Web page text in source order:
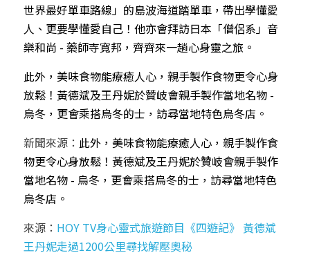
世界最好單車路線」的島波海道踏單車，帶出學懂愛
人、更要學懂愛自己！他亦會拜訪日本「僧侶系」音
樂和尚 - 藥師寺寬邦，齊齊來一趟心身靈之旅。
此外，美味食物能療癒人心，親手製作食物更令心身
放鬆！黃德斌及王丹妮於贊岐會親手製作當地名物 -
烏冬，更會乘搭烏冬的士，訪尋當地特色烏冬店。
新聞來源： 此外，美味食物能療癒人心，親手製作食
物更令心身放鬆！黃德斌及王丹妮於贊岐會親手製作
當地名物 - 烏冬，更會乘搭烏冬的士，訪尋當地特色
烏冬店。
來源： HOY TV身心靈式旅遊節目《四遊記》 黃德斌
王丹妮走過1200公里尋找解壓奧秘